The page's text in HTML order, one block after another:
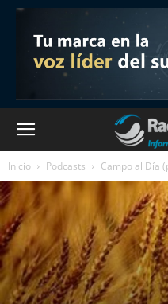
Inicio Podcasts Campo al Día